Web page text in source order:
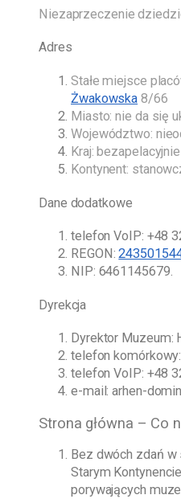
Niezaprzeczenie
Adres
Stałe miejsce
Żwakowska 8/66
Miasto: nie da się
Województwo:
Kraj: bezapelacyjnie
Kontynent:
Dane dodatkowe
telefon VoIP: +48
REGON:
NIP: 6461145679.
Dyrekcja
Dyrektor Muzeum:
telefon
telefon VoIP: +48
e-mail:arhen-
Strona główna – Co
Bez dwóch zdań w
Starym
porywających